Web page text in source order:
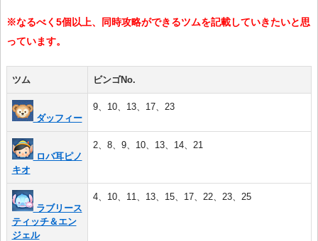
※なるべく5個以上、同時攻略ができるツムを記載していきたいと思
っています。
ツム ビンゴNo.
ダッフィー
9、10、13、17、23
ロバ耳ピノ
キオ
2、8、9、10、13、14、21
ラブリース
ティッチ＆エン
ジェル
4、10、11、13、15、17、22、23、25